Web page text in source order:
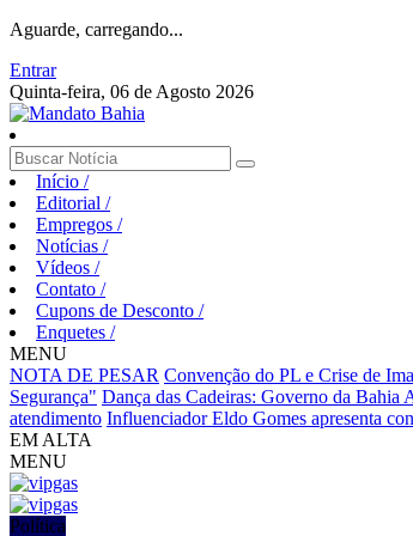
Aguarde, carregando...
Entrar
Quinta-feira, 06 de Agosto 2026
Início /
Editorial /
Empregos /
Notícias /
Vídeos /
Contato /
Cupons de Desconto /
Enquetes /
MENU
NOTA DE PESAR Convenção do PL e Crise de
Segurança" Dança das Cadeiras: Governo da Bahia
atendimento Influenciador Eldo Gomes apresenta
EM ALTA
MENU
Política